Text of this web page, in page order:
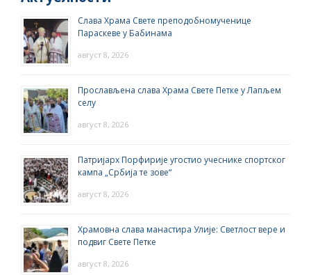
Слава Храма Свете преподобномученице
Параскеве у Бабинама
август 8, 2026
Прослављена слава Храма Свете Петке у Лапљем
селу
август 8, 2026
Патријарх Порфирије угостио учеснике спортског
кампа „Србија те зове“
август 8, 2026
Храмовна слава манастира Улије: Светлост вере и
подвиг Свете Петке
август 8, 2026